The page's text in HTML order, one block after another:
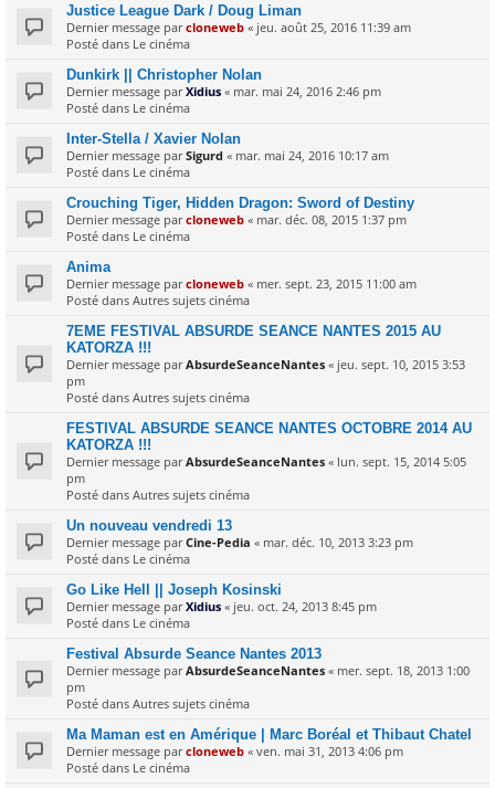
Justice League Dark / Doug Liman
Dernier message parcloneweb « jeu. août 25, 2016 11:39 am
Posté dans Le cinéma
Dunkirk || Christopher Nolan
Dernier message parXidius « mar. mai 24, 2016 2:46 pm
Posté dans Le cinéma
Inter-Stella / Xavier Nolan
Dernier message parSigurd « mar. mai 24, 2016 10:17 am
Posté dans Le cinéma
Crouching Tiger, Hidden Dragon: Sword of Destiny
Dernier message parcloneweb « mar. déc. 08, 2015 1:37 pm
Posté dans Le cinéma
Anima
Dernier message parcloneweb « mer. sept. 23, 2015 11:00 am
Posté dans Autres sujets cinéma
7EME FESTIVAL ABSURDE SEANCE NANTES 2015 AU
KATORZA !!!
Dernier message parAbsurdeSeanceNantes « jeu. sept. 10, 2015 3:53
pm
Posté dans Autres sujets cinéma
FESTIVAL ABSURDE SEANCE NANTES OCTOBRE 2014 AU
KATORZA !!!
Dernier message parAbsurdeSeanceNantes « lun. sept. 15, 2014 5:05
pm
Posté dans Autres sujets cinéma
Un nouveau vendredi 13
Dernier message parCine-Pedia « mar. déc. 10, 2013 3:23 pm
Posté dans Le cinéma
Go Like Hell || Joseph Kosinski
Dernier message parXidius « jeu. oct. 24, 2013 8:45 pm
Posté dans Le cinéma
Festival Absurde Seance Nantes 2013
Dernier message parAbsurdeSeanceNantes « mer. sept. 18, 2013 1:00
pm
Posté dans Autres sujets cinéma
Ma Maman est en Amérique | Marc Boréal et Thibaut Chatel
Dernier message parcloneweb « ven. mai 31, 2013 4:06 pm
Posté dans Le cinéma